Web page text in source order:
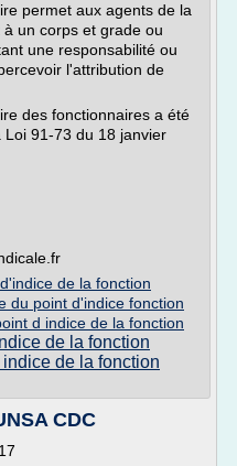
permet aux agents de la
un corps et grade ou
une responsabilité ou
l'attribution de
des fonctionnaires a été
91-73 du 18 janvier
de la fonction
du point d'indice fonction
d indice de la fonction
de la fonction
de la fonction
CDC